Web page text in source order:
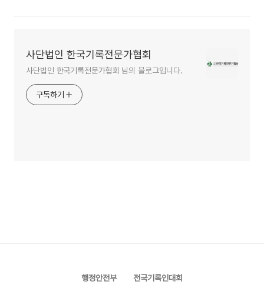
사단법인 한국기록전문가협회
사단법인 한국기록전문가협회 님의 블로그입니다.
구독하기
행정안전부 전국기록인대회